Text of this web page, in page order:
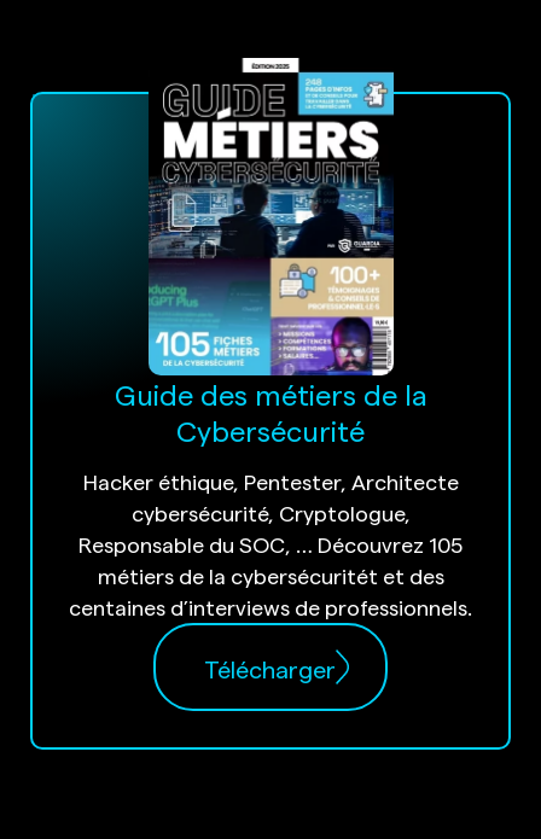
Guide des métiers de la
Cybersécurité
Hacker éthique, Pentester, Architecte
cybersécurité, Cryptologue,
Responsable du SOC, … Découvrez 105
métiers de la cybersécuritét et des
centaines d’interviews de professionnels.
Télécharger